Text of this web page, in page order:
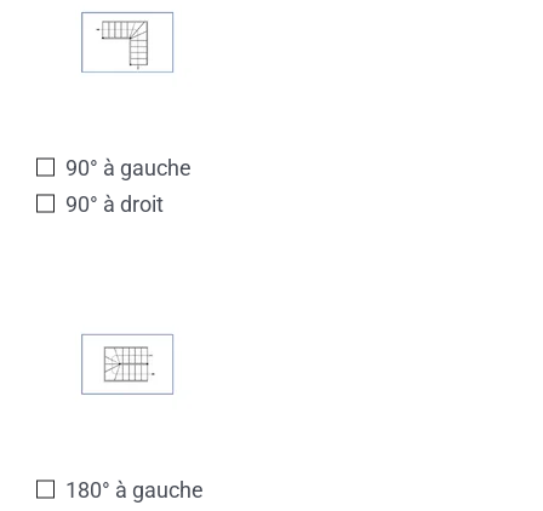
90° à gauche
90° à droit
180° à gauche